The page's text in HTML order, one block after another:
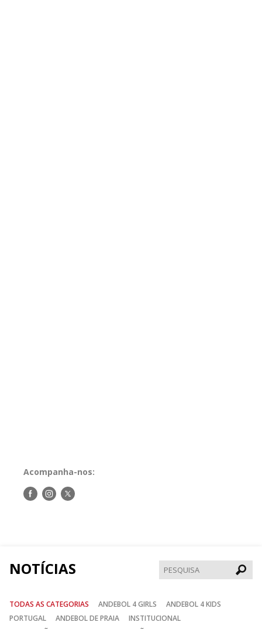
Acompanha-nos:
Siga-Siga-Siga-
NOTÍCIAS
TODAS AS CATEGORIAS ANDEBOL 4 GIRLS
ANDEBOL 4 KIDS
PORTUGAL
ANDEBOL DE PRAIA
INSTITUCIONAL